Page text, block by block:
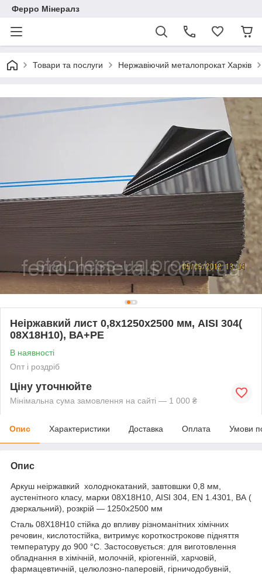
Ферро Мінералз
Товари та послуги Нержавіючий металопрокат Харків
Неіржавкий лист 0,8х1250х2500 мм, AISI 304(
08X18H10), ВА+РЕ
В наявності
Опт і роздріб
Ціну уточнюйте
Мінімальна сума замовлення на сайті — 1 000 ₴
Опис Характеристики Доставка Оплата Умови
Опис
Аркуш неіржавкий холоднокатаний, завтовшки 0,8 мм,
аустенітного класу, марки 08Х18Н10, AISI 304, EN 1.4301, ВА (
дзеркальний), розкрій — 1250х2500 мм
Сталь 08Х18Н10 стійка до впливу різноманітних хімічних
речовин, кислотостійка, витримує короткострокове підняття
температуру до 900 °C. Застосовується: для виготовлення
обладнання в хімічній, молочній, кріогенній, харчовій,
фармацевтичній, целюлозно-паперовій, гірничодобувній,